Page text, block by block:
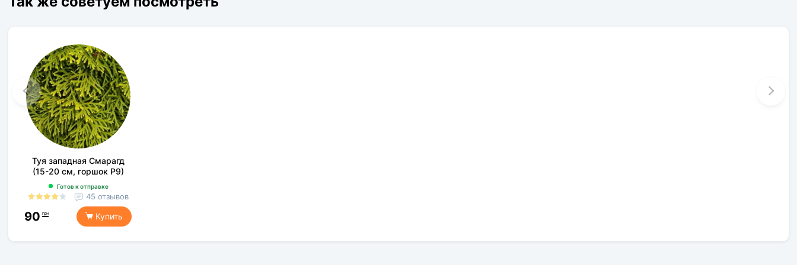
Туя западная Смарагд
(15-20 см, горшок Р9)
Готов к отправке
45 отзывов
90 грн Купить